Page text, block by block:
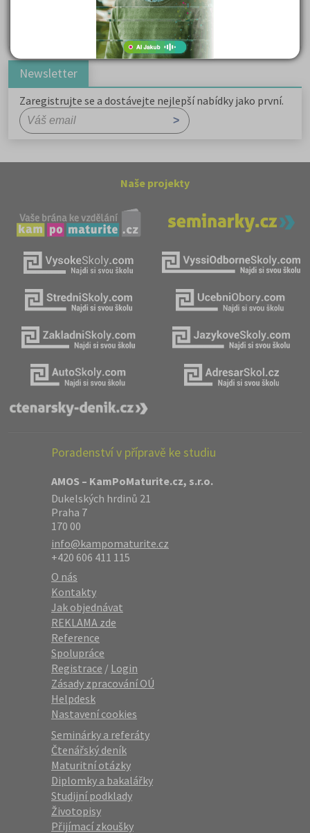
Karel Havlíček Borovský: Tyrolské elegie
Romain Rolland: Petr a Lucie
Newsletter
Zaregistrujte se a dostávejte nejlepší nabídky jako první.
Naše projekty
Poradenství v přípravě ke studiu
AMOS – KamPoMaturite.cz, s.r.o.
Dukelských hrdinů 21
Praha 7
170 00
info@kampomaturite.cz
+420 606 411 115
O nás
Kontakty
Jak objednávat
REKLAMA zde
Reference
Spolupráce
Registrace / Login
Zásady zpracování OÚ
Helpdesk
Nastavení cookies
Seminárky a referáty
Čtenářský deník
Maturitní otázky
Diplomky a bakalářky
Studijní podklady
Životopisy
Přijímací zkoušky